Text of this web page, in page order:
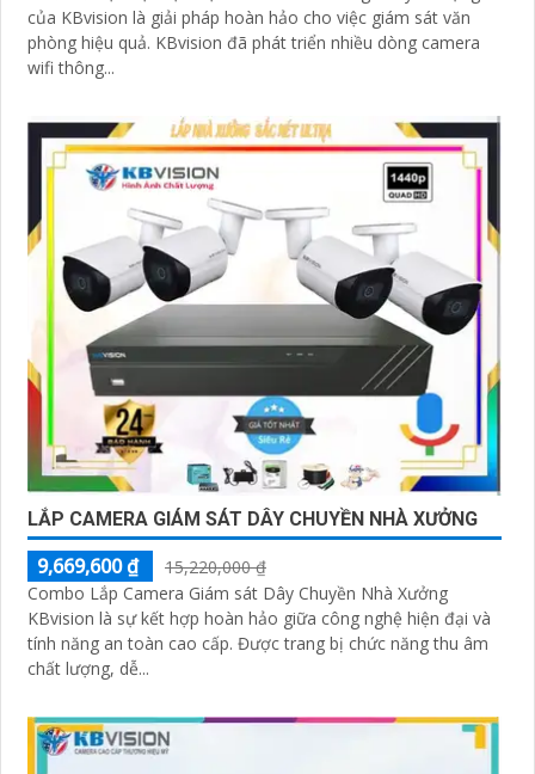
của KBvision là giải pháp hoàn hảo cho việc giám sát văn
phòng hiệu quả. KBvision đã phát triển nhiều dòng camera
wifi thông...
LẮP CAMERA GIÁM SÁT DÂY CHUYỀN NHÀ XƯỞNG
9,669,600 ₫
15,220,000 ₫
Combo Lắp Camera Giám sát Dây Chuyền Nhà Xưởng
KBvision là sự kết hợp hoàn hảo giữa công nghệ hiện đại và
tính năng an toàn cao cấp. Được trang bị chức năng thu âm
chất lượng, dễ...